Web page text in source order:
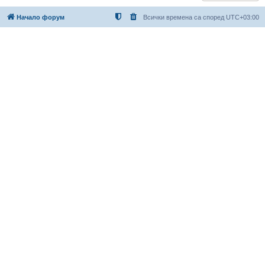
Начало форум Всички времена са според UTC+03:00